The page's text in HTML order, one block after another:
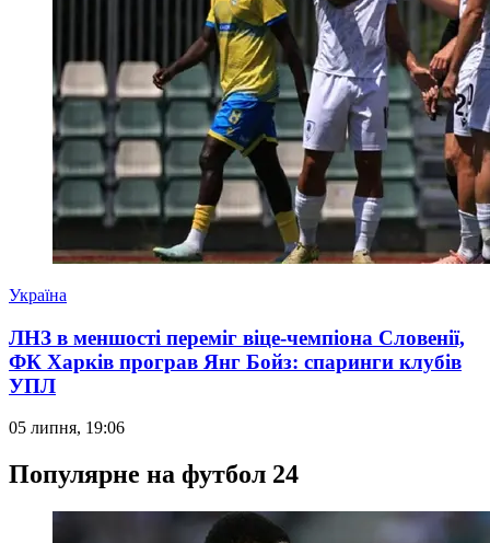
Україна
ЛНЗ в меншості переміг віце-чемпіона Словенії,
ФК Харків програв Янг Бойз: спаринги клубів
УПЛ
05 липня, 19:06
Популярне на футбол 24